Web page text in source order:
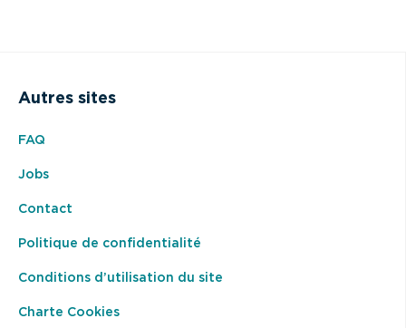
Autres sites
FAQ
Jobs
Contact
Politique de confidentialité
Conditions d’utilisation du site
Charte Cookies